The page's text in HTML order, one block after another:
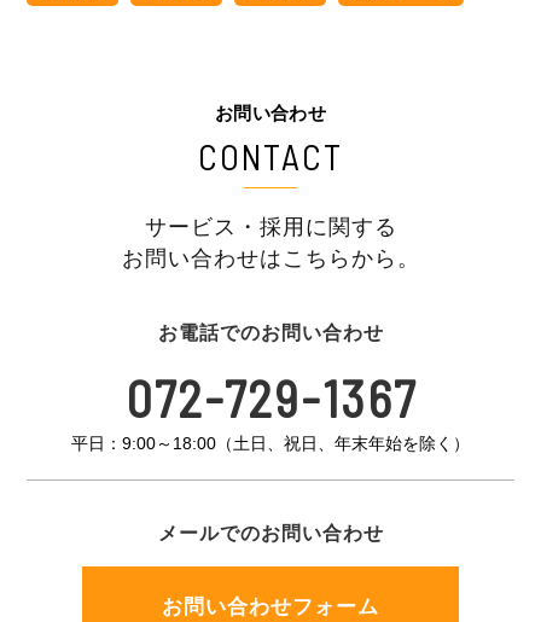
お問い合わせ
CONTACT
サービス・採用に関する
お問い合わせはこちらから。
お電話でのお問い合わせ
072-729-1367
平日：9:00～18:00（土日、祝日、年末年始を除く）
メールでのお問い合わせ
お問い合わせフォーム